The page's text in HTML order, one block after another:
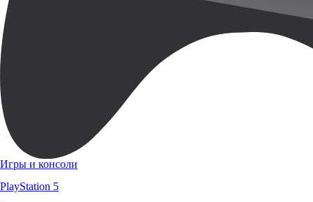
Игры и консоли
PlayStation 5